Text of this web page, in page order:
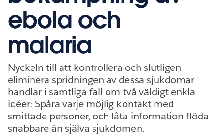
ebola och
malaria
Nyckeln till att kontrollera och slutligen
eliminera spridningen av dessa sjukdomar
handlar i samtliga fall om två väldigt enkla
idéer: Spåra varje möjlig kontakt med
smittade personer, och låta information flöda
snabbare än själva sjukdomen.